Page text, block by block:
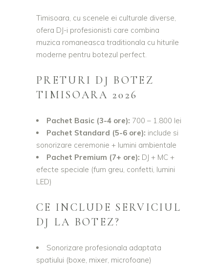
Timisoara, cu scenele ei culturale diverse,
ofera DJ-i profesionisti care combina
muzica romaneasca traditionala cu hiturile
moderne pentru botezul perfect.
PRETURI DJ BOTEZ
TIMISOARA 2026
Pachet Basic (3-4 ore): 700 – 1.800 lei
Pachet Standard (5-6 ore): include si
sonorizare ceremonie + lumini ambientale
Pachet Premium (7+ ore): DJ + MC +
efecte speciale (fum greu, confetti, lumini
LED)
CE INCLUDE SERVICIUL
DJ LA BOTEZ?
Sonorizare profesionala adaptata
spatiului (boxe, mixer, microfoane)